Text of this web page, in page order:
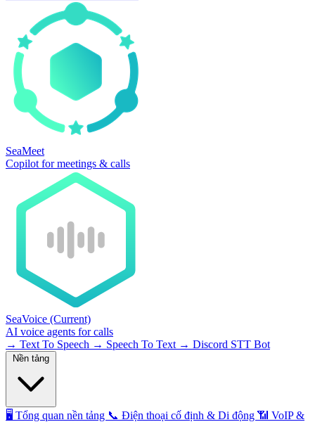
SeaMeet
Copilot for meetings & calls
SeaVoice (Current)
AI voice agents for calls
→ Text To Speech → Speech To Text → Discord STT Bot
🖥️ Tổng quan nền tảng 📞 Điện thoại cố định & Di động 📶 VoIP &